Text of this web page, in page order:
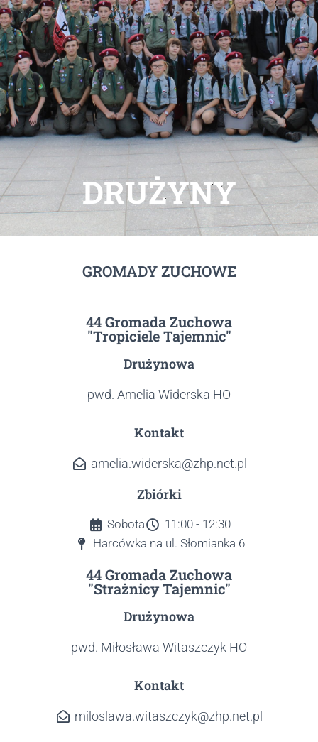
DRUŻYNY
GROMADY ZUCHOWE
44 Gromada Zuchowa
"Tropiciele Tajemnic"
Drużynowa
pwd. Amelia Widerska HO
Kontakt
amelia.widerska@zhp.net.pl
Zbiórki
Sobota
11:00 - 12:30
Harcówka na ul. Słomianka 6
44 Gromada Zuchowa
"Strażnicy Tajemnic"
Drużynowa
pwd. Miłosława Witaszczyk HO
Kontakt
miloslawa.witaszczyk@zhp.net.pl